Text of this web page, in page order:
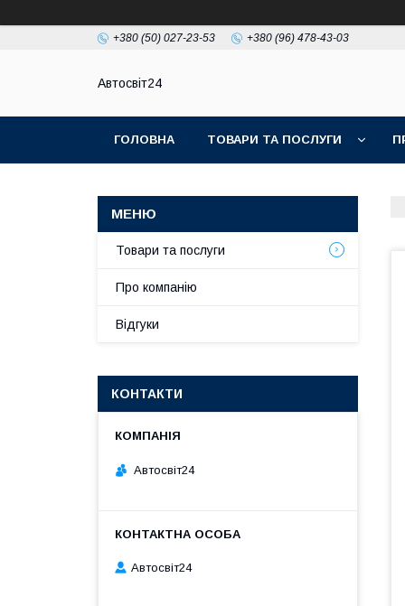
+380 (50) 027-23-53 +380 (96) 478-43-03
Автосвіт24
ГОЛОВНА ТОВАРИ ТА ПОСЛУГИ
Товари та послуги
Про компанію
Відгуки
КОНТАКТИ
Автосвіт24
Автосвіт24